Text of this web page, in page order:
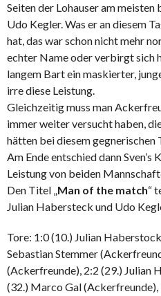
Seiten der Lohauser am
Udo Kegler. Was er an diesem
hat, das war schon nicht mehr
echter Name oder verbirgt sich
langem Bart ein maskierter,
irre diese Leistung.
Gleichzeitig muss man
immer weiter versucht haben,
hätten bei diesem
Am Ende entschied dann
Leistung von beiden
Den Titel „Man of the match“
Julian Habersteck und Udo
Tore: 1:0 (10.) Julian
Sebastian Stemmer
(Ackerfreunde), 2:2 (29.) Julian
(32.) Marco Gal